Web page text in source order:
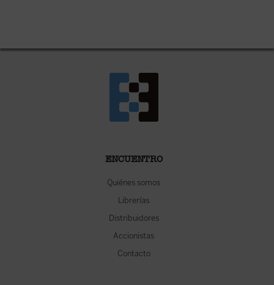
ENCUENTRO
Quiénes somos
Librerías
Distribuidores
Accionistas
Contacto